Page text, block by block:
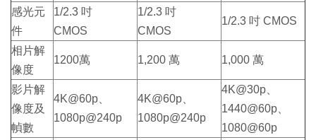
感光元
件
1/2.3 吋
CMOS
1/2.3 吋
CMOS
1/2.3 吋 CMOS
相片解
像度
1200萬 1,200 萬 1,000 萬
影片解
像度及
幀數
4K@60p、
1080p@240p
4K@60p、
1080p@240p
4K@30p、
1440@60p、
1080@60p